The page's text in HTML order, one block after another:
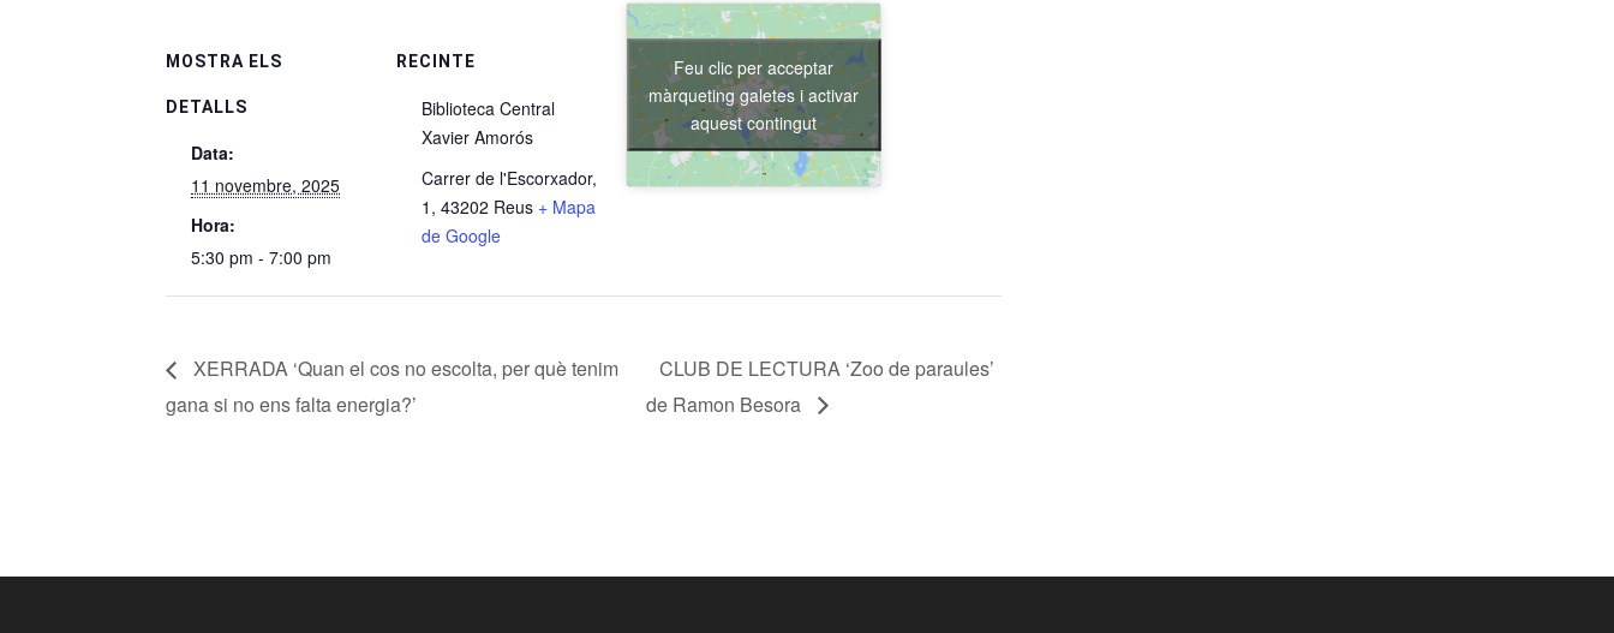
MOSTRA ELS
DETALLS
Data:
11 novembre, 2025
Hora:
5:30 pm - 7:00 pm
RECINTE
Biblioteca Central
Xavier Amorós
Carrer de l'Escorxador,
1, 43202 Reus + Mapa
de Google
Feu clic per acceptar
màrqueting galetes i activar
aquest contingut
XERRADA ‘Quan el cos no escolta, per què tenim
gana si no ens falta energia?’
CLUB DE LECTURA ‘Zoo de paraules’
de Ramon Besora